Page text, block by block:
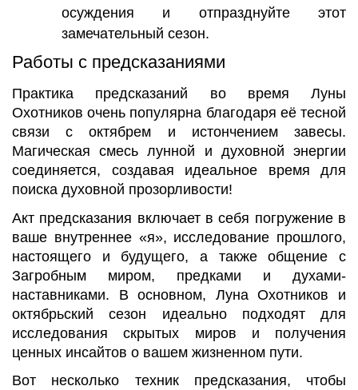
осуждения и отпразднуйте этот
замечательный сезон.
Работы с предсказаниями
Практика предсказаний во время Луны
Охотников очень популярна благодаря её тесной
связи с октябрем и истончением завесы.
Магическая смесь лунной и духовной энергии
соединяется, создавая идеальное время для
поиска духовной прозорливости!
Акт предсказания включает в себя погружение в
ваше внутреннее «я», исследование прошлого,
настоящего и будущего, а также общение с
Загробным миром, предками и духами-
наставниками. В основном, Луна Охотников и
октябрьский сезон идеально подходят для
исследования скрытых миров и получения
ценных инсайтов о вашем жизненном пути.
Вот несколько техник предсказания, чтобы